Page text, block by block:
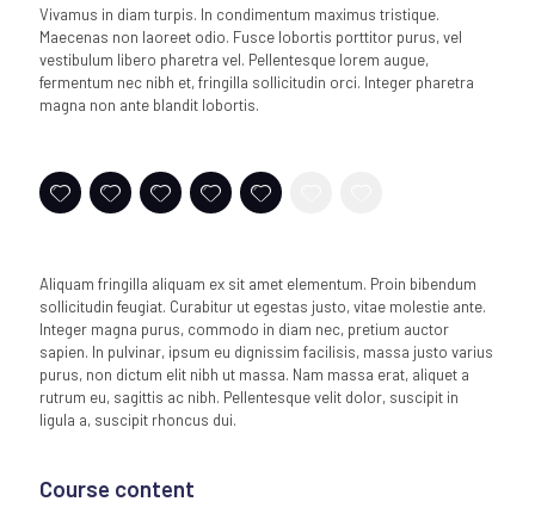
Vivamus in diam turpis. In condimentum maximus tristique.
Maecenas non laoreet odio. Fusce lobortis porttitor purus, vel
vestibulum libero pharetra vel. Pellentesque lorem augue,
fermentum nec nibh et, fringilla sollicitudin orci. Integer pharetra
magna non ante blandit lobortis.
Aliquam fringilla aliquam ex sit amet elementum. Proin bibendum
sollicitudin feugiat. Curabitur ut egestas justo, vitae molestie ante.
Integer magna purus, commodo in diam nec, pretium auctor
sapien. In pulvinar, ipsum eu dignissim facilisis, massa justo varius
purus, non dictum elit nibh ut massa. Nam massa erat, aliquet a
rutrum eu, sagittis ac nibh. Pellentesque velit dolor, suscipit in
ligula a, suscipit rhoncus dui.
Course content